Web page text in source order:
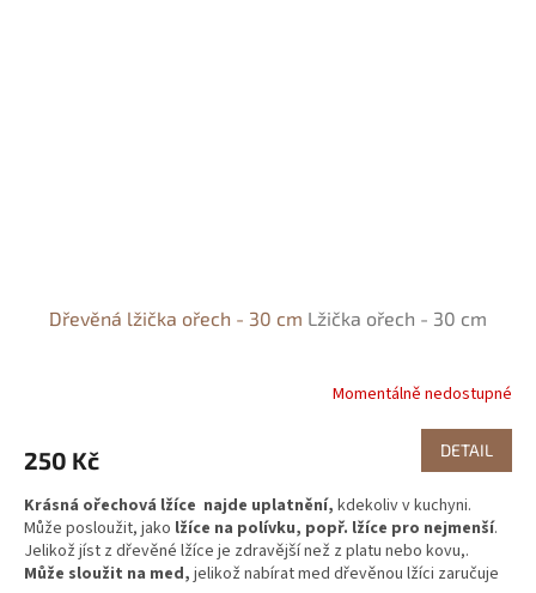
Dřevěná lžička ořech - 30 cm Lžička ořech - 30 cm
Momentálně nedostupné
250 Kč DETAIL
Krásná ořechová lžíce najde uplatnění, kdekoliv v kuchyni.
Může posloužit, jako lžíce na polívku, popř. lžíce pro nejmenší.
Jelikož jíst z dřevěné lžíce je zdravější než z platu nebo kovu,.
Může sloužit na med, jelikož nabírat med dřevěnou lžíci zaručuje